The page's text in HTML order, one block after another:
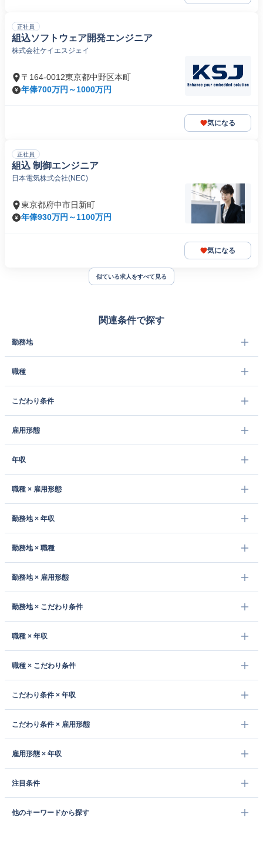
正社員
組込ソフトウェア開発エンジニア
株式会社ケイエスジェイ
〒164-0012東京都中野区本町
年俸700万円～1000万円
気になる
正社員
組込 制御エンジニア
日本電気株式会社(NEC)
東京都府中市日新町
年俸930万円～1100万円
気になる
似ている求人をすべて見る
関連条件で探す
勤務地
職種
こだわり条件
雇用形態
年収
職種 × 雇用形態
勤務地 × 年収
勤務地 × 職種
勤務地 × 雇用形態
勤務地 × こだわり条件
職種 × 年収
職種 × こだわり条件
こだわり条件 × 年収
こだわり条件 × 雇用形態
雇用形態 × 年収
注目条件
他のキーワードから探す